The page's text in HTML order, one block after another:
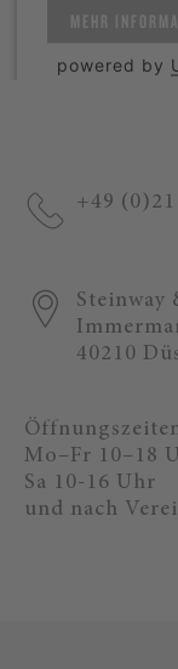
MEHR
powered by
+49
Steinway
40210
Mo–Fr 10–18
Sa 10-16 Uhr
und nach